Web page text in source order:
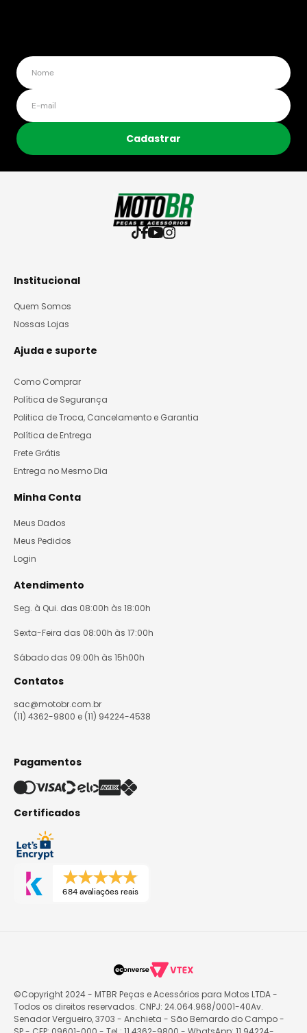
Cadastrar
Institucional
Quem Somos
Nossas Lojas
Ajuda e suporte
Como Comprar
Política de Segurança
Politica de Troca, Cancelamento e Garantia
Política de Entrega
Frete Grátis
Entrega no Mesmo Dia
Minha Conta
Meus Dados
Meus Pedidos
Login
Atendimento
Seg. à Qui. das 08:00h às 18:00h
Sexta-Feira das 08:00h às 17:00h
Sábado das 09:00h às 15h00h
Contatos
sac@motobr.com.br
(11) 4362-9800 e (11) 94224-4538
Pagamentos
Certificados
684 avaliações reais
©Copyright 2024 - MTBR Peças e Acessórios para Motos LTDA -
Todos os direitos reservados. CNPJ: 24.064.968/0001-40Av.
Senador Vergueiro, 3703 - Anchieta - São Bernardo do Campo -